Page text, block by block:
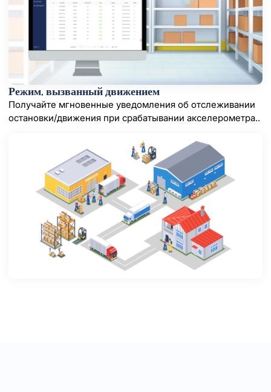
Режим, вызванный движением
Получайте мгновенные уведомления об отслеживании
остановки/движения при срабатывании акселерометра..